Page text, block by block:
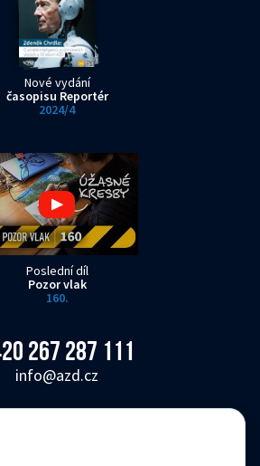
Nové vydání
časopisu Reportér
2024/4
Poslední díl
Pozor vlak
160.
267 287 111
info@azd.cz